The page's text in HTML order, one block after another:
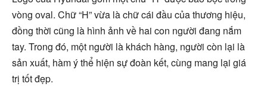
vòng oval. Chữ “H” vừa là chữ cái đầu của thương hiệu,
đồng thời cũng là hình ảnh về hai con người đang nắm
tay. Trong đó, một người là khách hàng, người còn lại là
sản xuất, hàm ý thể hiện sự đoàn kết, cùng mang lại giá
trị tốt đẹp.